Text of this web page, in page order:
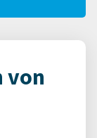
von